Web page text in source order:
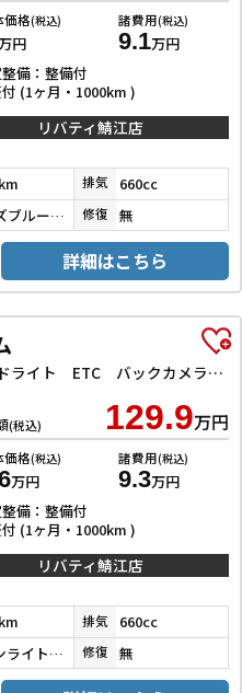
価格(税込)
万円
諸費用(税込)
9.1万円
備：整備付
(1ヶ月・1000km )
リバティ鯖江店
排気 660cc
フィズブルーパールメタリック 修復 無
詳細はこちら
ハイブリッドGS 4WD LEDヘッドライト ETC バックカメラ 両側スライド・片側電動 ナビ TV クリアランスソナー レーンアシスト 衝突被害軽減システム オートライト スマートキー アイドリングストップ
(税込) 129.9万円
価格(税込)
万円
諸費用(税込)
9.3万円
備：整備付
(1ヶ月・1000km )
リバティ鯖江店
排気 660cc
ムーンライトバイオレットパールメタリック 修復 無